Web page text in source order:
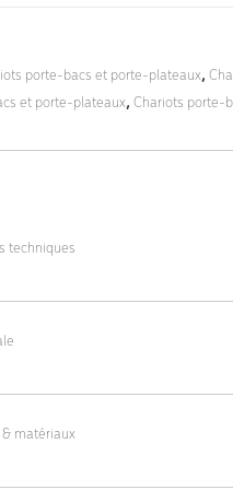
porte-bacs et porte-plateaux,
et porte-plateaux, Chariots porte-
techniques
(L x l x H) : 660 x 410 x 1850 mm
étagère)
matériaux